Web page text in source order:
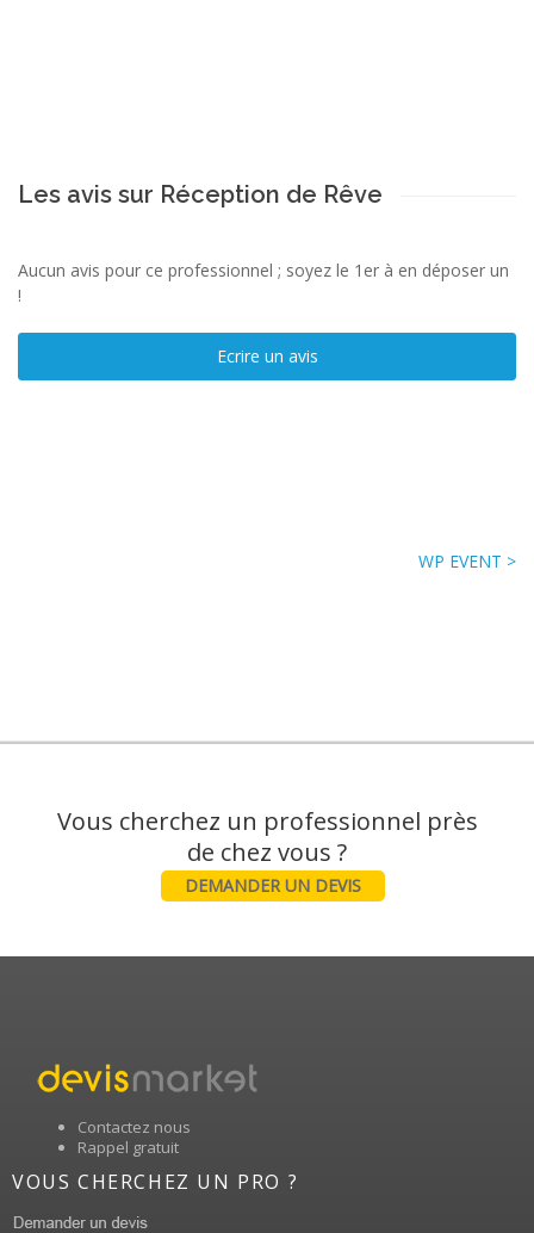
Les avis sur Réception de Rêve
Aucun avis pour ce professionnel ; soyez le 1er à en déposer un
!
Ecrire un avis
WP EVENT >
Vous cherchez un professionnel près
DEMANDER UN DEVIS
Contactez nous
Rappel gratuit
VOUS CHERCHEZ UN PRO ?